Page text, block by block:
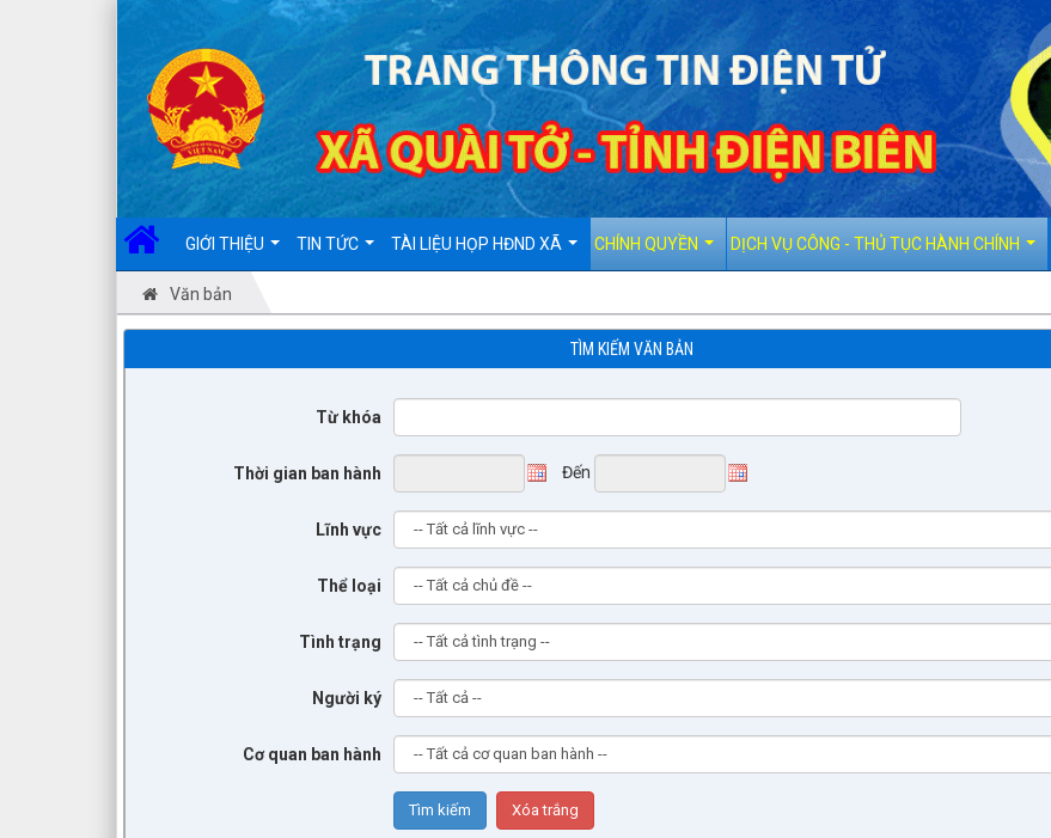
GIỚI THIỆU TIN TỨC TÀI LIỆU HỌP HĐND XÃ CHÍNH QUYỀN DỊCH VỤ CÔNG - THỦ TỤC HÀNH CHÍNH
Văn bản
TÌM KIẾM VĂN BẢN
Từ khóa
Thời gian ban hành Đến
Lĩnh vực
Thể loại
Tình trạng
Người ký
Cơ quan ban hành